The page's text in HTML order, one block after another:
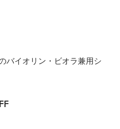
バイオリン・ビオラ兼用シ